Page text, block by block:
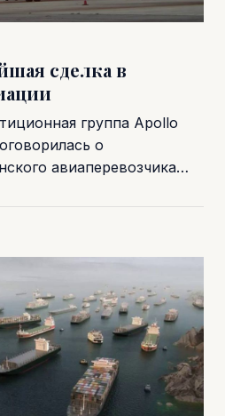
сделка в
группа Apollo
о
авиаперевозчика…